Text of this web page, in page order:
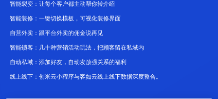
智能裂变：让每个客户都主动帮你转介绍
智能装修：一键切换模板，可视化装修界面
自营外卖：跟平台外卖的佣金说再见
智能锁客：几十种营销活动玩法，把顾客留在私域内
自动私域：添加好友，自动发放强关系的福利
线上线下：创米云小程序与客如云线上线下数据深度整合。